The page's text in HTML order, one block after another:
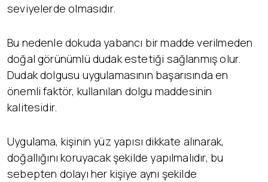
seviyelerde olmasıdır.
Bu nedenle dokuda yabancı bir madde verilmeden
doğal görünümlü dudak estetiği sağlanmış olur.
Dudak dolgusu uygulamasının başarısında en
önemli faktör, kullanılan dolgu maddesinin
kalitesidir.
Uygulama, kişinin yüz yapısı dikkate alınarak,
doğallığını koruyacak şekilde yapılmalıdır, bu
sebepten dolayı her kişiye aynı şekilde